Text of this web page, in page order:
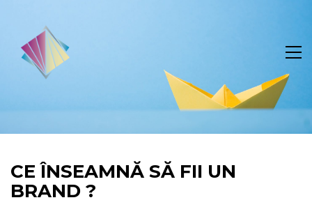
CE ÎNSEAMNĂ SĂ FII UN
BRAND ?